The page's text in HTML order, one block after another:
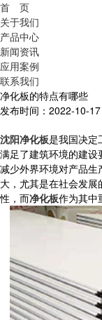
首 页
关于我们
产品中心
新闻资讯
应用案例
联系我们
净化板的特点有哪些
发布时间：2022-10-
沈阳净化板是我国决定
满足了建筑环境的建
减少外界环境对产品
大，尤其是在社会发
性，而净化板作为其中